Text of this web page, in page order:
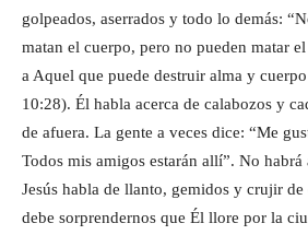
golpeados, aserrados y todo lo demás:
matan el cuerpo, pero no pueden matar
a Aquel que puede destruir alma y
10:28). Él habla acerca de calabozos y
de afuera. La gente a veces dice: “Me
Todos mis amigos estarán allí”. No
Jesús habla de llanto, gemidos y crujir de
debe sorprendernos que Él llore por la